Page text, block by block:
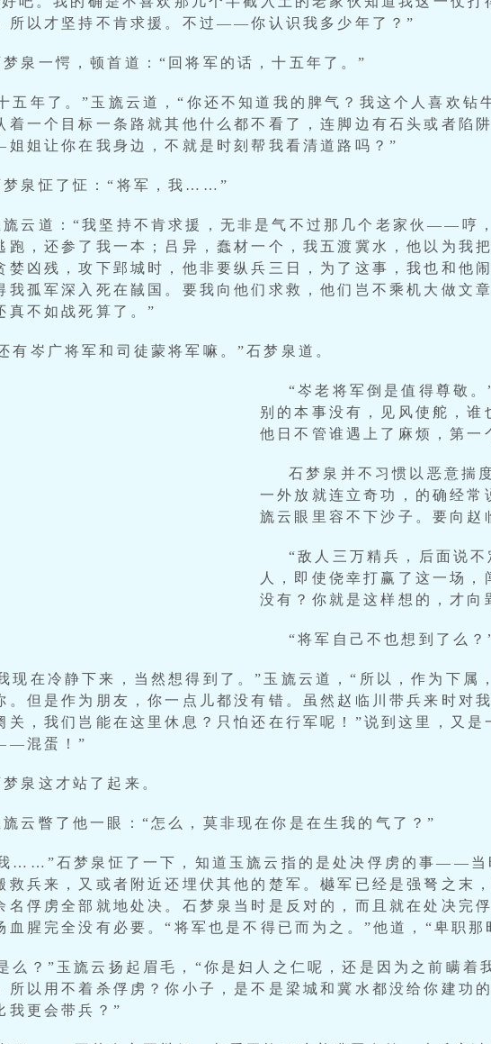
所以才坚持不肯求援。不过——你认识我多少年了？”
梦泉一愕，顿首道：“回将军的话，十五年了。”
五年了。”玉旒云道，“你还不知道我的脾气？我这个人喜欢钻
着一个目标一条路就其他什么都不看了，连脚边有石头或者陷
姐让你在我身边，不就是时刻帮我看清道路吗？”
梦泉怔了怔：“将军，我……”
旒云道：“我坚持不肯求援，无非是气不过那几个老家伙——哼
跑，还参了我一本；吕异，蠢材一个，我五渡冀水，他以为我
婪凶残，攻下郢城时，他非要纵兵三日，为了这事，我也和
我孤军深入死在馘国。要我向他们求救，他们岂不乘机大做文
不如战死算了。”
有岑广将军和司徒蒙将军嘛。”石梦泉道。
“岑老将军倒是值得尊敬
别的本事没有，见风使舵，谁
他日不管谁遇上了麻烦，第一
石梦泉并不习惯以恶意揣
一外放就连立奇功，的确经常
旒云眼里容不下沙子。要向赵
“敌人三万精兵，后面说
人，即使侥幸打赢了这一场
没有？你就是这样想的，才向
“将军自己不也想到了么？
现在冷静下来，当然想得到了。”玉旒云道，“所以，作为下属
。但是作为朋友，你一点儿都没有错。虽然赵临川带兵来时对
关，我们岂能在这里休息？只怕还在行军呢！”说到这里，又
混蛋！”
梦泉这才站了起来。
旒云瞥了他一眼：“怎么，莫非现在你是在生我的气了？”
……”石梦泉怔了一下，知道玉旒云指的是处决俘虏的事——当
救兵来，又或者附近还埋伏其他的楚军。樾军已经是强弩之末
名俘虏全部就地处决。石梦泉当时是反对的，而且就在处决完
血腥完全没有必要。“将军也是不得已而为之。”他道，“卑职
么？”玉旒云扬起眉毛，“你是妇人之仁呢，还是因为之前瞒着
所以用不着杀俘虏？你小子，是不是梁城和冀水都没给你建功
我更会带兵？”